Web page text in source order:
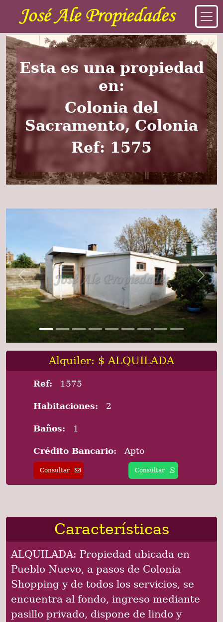
Esta es una propiedad
en:
Colonia del
Sacramento, Colonia
Ref: 1575
Previous Next
Alquiler: $ ALQUILADA
Ref: 1575
Habitaciones: 2
Baños: 1
Crédito Bancario: Apto
Consultar Consultar
Características
ALQUILADA: Propiedad ubicada en
Pueblo Nuevo, a pasos de Colonia
Shopping y de todos los servicios, se
encuentra al fondo, ingreso mediante
pasillo privado, dispone de lindo y